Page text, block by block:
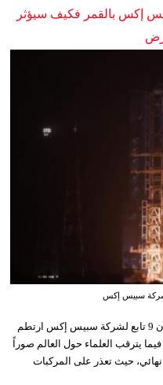
إكس بالقمر فكيف سيؤثر
يُعتقد أن جزءاً ضخماً تائهاً من صاروخ فالكون 9 تابع لشركة سبيس إكس ارتطم
يترقب العلماء حول العالم صوراً
حيث تعذر على المركبات